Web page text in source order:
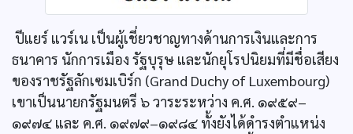
ปีแยร์ แวร์เน เป็นผู้เชี่ยวชาญทางด้านการเงินและการ
ธนาคาร นักการเมือง รัฐบุรุษ และนักยุโรปนิยมที่มีชื่อเสียง
ของราชรัฐลักเซมเบิร์ก (Grand Duchy of Luxembourg)
เขาเป็นนายกรัฐมนตรี ๖ วาระระหว่าง ค.ศ. ๑๙๕๙–
๑๙๗๔ และ ค.ศ. ๑๙๗๙–๑๙๘๔ ทั้งยังได้ดำรงตำแหน่ง